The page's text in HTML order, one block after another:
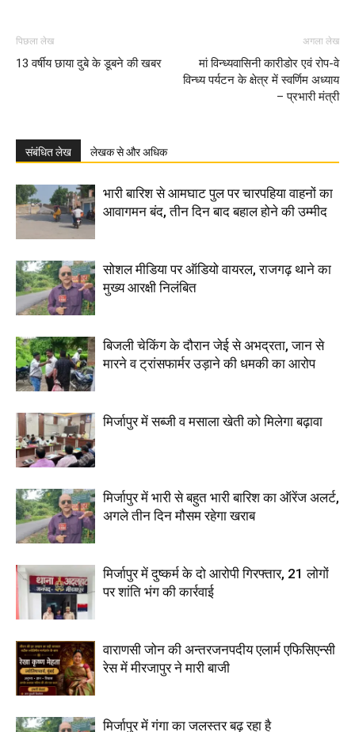
पिछला लेख
13 वर्षीय छाया दुबे के डूबने की खबर
अगला लेख
मां विन्ध्यवासिनी कारीडोर एवं रोप-वे
विन्ध्य पर्यटन के क्षेत्र में स्वर्णिम अध्याय
– प्रभारी मंत्री
संबंधित लेख लेखक से और अधिक
भारी बारिश से आमघाट पुल पर चारपहिया वाहनों का
आवागमन बंद, तीन दिन बाद बहाल होने की उम्मीद
सोशल मीडिया पर ऑडियो वायरल, राजगढ़ थाने का
मुख्य आरक्षी निलंबित
बिजली चेकिंग के दौरान जेई से अभद्रता, जान से
मारने व ट्रांसफार्मर उड़ाने की धमकी का आरोप
मिर्जापुर में सब्जी व मसाला खेती को मिलेगा बढ़ावा
मिर्जापुर में भारी से बहुत भारी बारिश का ऑरेंज अलर्ट,
अगले तीन दिन मौसम रहेगा खराब
मिर्जापुर में दुष्कर्म के दो आरोपी गिरफ्तार, 21 लोगों
पर शांति भंग की कार्रवाई
वाराणसी जोन की अन्तरजनपदीय एलार्म एफिसिएन्सी
रेस में मीरजापुर ने मारी बाजी
मिर्जापुर में गंगा का जलस्तर बढ़ रहा है